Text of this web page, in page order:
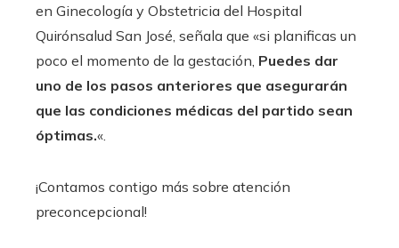
en Ginecología y Obstetricia del Hospital
Quirónsalud San José, señala que «si planificas un
poco el momento de la gestación, Puedes dar
uno de los pasos anteriores que asegurarán
que las condiciones médicas del partido sean
óptimas.«.
¡Contamos contigo más sobre atención
preconcepcional!